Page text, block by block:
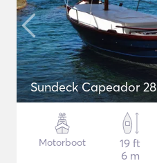
Sundeck Capeador 28
Motorboot
19 ft
6 m